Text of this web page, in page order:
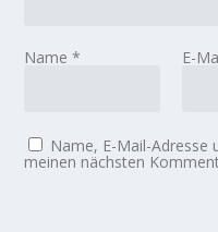
Name* E-
Name, E-Mail-
meinen nächsten